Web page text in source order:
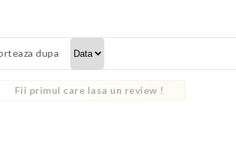
dupa
Fii primul care lasa un review !